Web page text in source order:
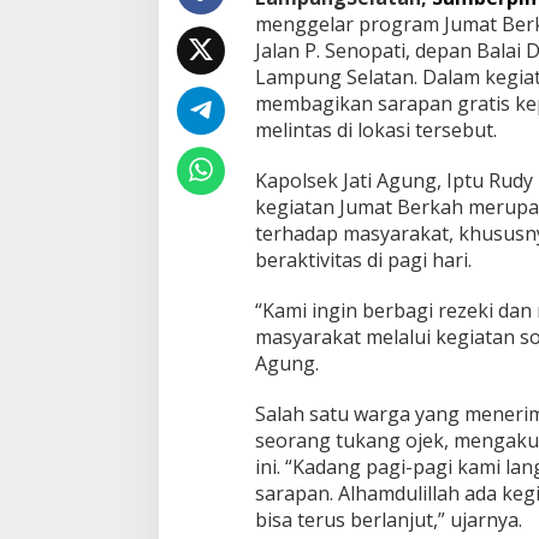
,
B
a
g
i
k
S
a
r
a
p
n
G
t
i
s
u
n
t
menggelar program Jumat
Jalan P. Senopati, depan Balai
Lampung Selatan. Dalam
membagikan sarapan gratis
melintas di lokasi tersebut.
Kapolsek Jati Agung, Iptu
kegiatan Jumat Berkah
terhadap masyarakat,
beraktivitas di pagi hari.
“Kami ingin berbagi rezeki
masyarakat melalui kegiatan
Agung.
Salah satu warga yang
seorang tukang ojek,
ini. “Kadang pagi-pagi kami
sarapan. Alhamdulillah ada
bisa terus berlanjut,” ujarnya.